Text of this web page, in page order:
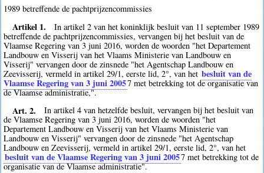
1989 betreffende de pachtprijzencommissies
Artikel 1.
In artikel 2 van het koninklijk besluit van 11 september 1989
betreffende de pachtprijzencommissies, vervangen bij het besluit van de
Vlaamse Regering van 3 juni 2016, worden de woorden "het Departement
Landbouw en Visserij van het Vlaams Ministerie van Landbouw en
Visserij" vervangen door de zinsnede "het Agentschap Landbouw en
Zeevisserij, vermeld in artikel 29/1, eerste lid, 2°, van het besluit van de
Vlaamse Regering van 3 juni 20057 met betrekking tot de organisatie van
de Vlaamse administratie,".
Art. 2.
In artikel 4 van hetzelfde besluit, vervangen bij het besluit van
de Vlaamse Regering van 3 juni 2016, worden de woorden "het
Departement Landbouw en Visserij van het Vlaams Ministerie van
Landbouw en Visserij" vervangen door de zinsnede "het Agentschap
Landbouw en Zeevisserij, vermeld in artikel 29/1, eerste lid, 2°, van het
besluit van de Vlaamse Regering van 3 juni 20057 met betrekking tot de
organisatie van de Vlaamse administratie".